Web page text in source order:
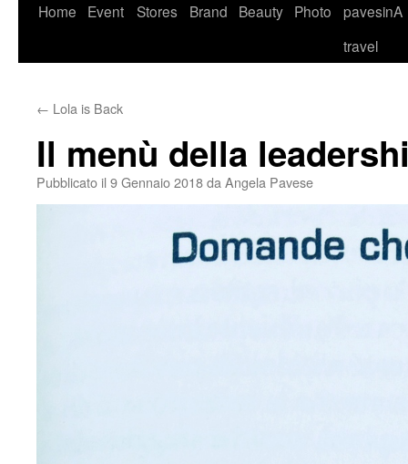
VaiHome Event Stores Brand Beauty Photo
pavesinA
travel
← Lola is Back
Il menù della
Pubblicato il 9 Gennaio 2018da Angela Pavese